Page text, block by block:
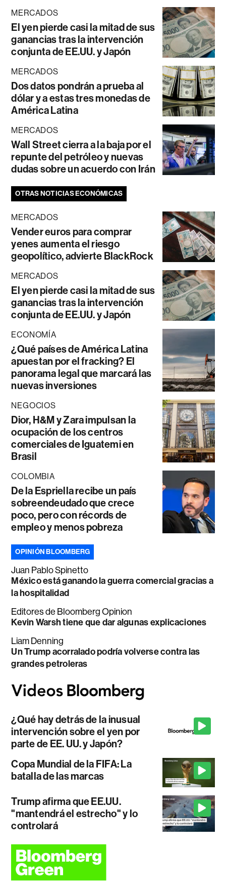
MERCADOS
El yen pierde casi la mitad de sus
ganancias tras la intervención
conjunta de EE.UU. y Japón
MERCADOS
Dos datos pondrán a prueba al
dólar y a estas tres monedas de
América Latina
MERCADOS
Wall Street cierra a la baja por el
repunte del petróleo y nuevas
dudas sobre un acuerdo con Irán
OTRAS NOTICIAS ECONÓMICAS
MERCADOS
Vender euros para comprar
yenes aumenta el riesgo
geopolítico, advierte BlackRock
MERCADOS
El yen pierde casi la mitad de sus
ganancias tras la intervención
conjunta de EE.UU. y Japón
ECONOMÍA
¿Qué países de América Latina
apuestan por el fracking? El
panorama legal que marcará las
nuevas inversiones
NEGOCIOS
Dior, H&M y Zara impulsan la
ocupación de los centros
comerciales de Iguatemi en
Brasil
COLOMBIA
De la Espriella recibe un país
sobreendeudado que crece
poco, pero con récords de
empleo y menos pobreza
OPINIÓN BLOOMBERG
Juan Pablo Spinetto
México está ganando la guerra comercial gracias a
la hospitalidad
Editores de Bloomberg Opinion
Kevin Warsh tiene que dar algunas explicaciones
Liam Denning
Un Trump acorralado podría volverse contra las
grandes petroleras
¿Qué hay detrás de la inusual
intervención sobre el yen por
parte de EE. UU. y Japón?
Copa Mundial de la FIFA: La
batalla de las marcas
Trump afirma que EE.UU.
"mantendrá el estrecho" y lo
controlará